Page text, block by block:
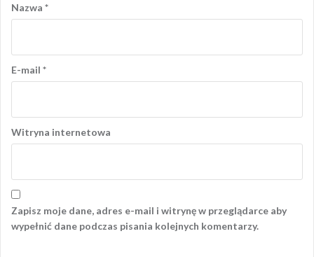
Nazwa *
E-mail *
Witryna internetowa
Zapisz moje dane, adres e-mail i witrynę w przeglądarce aby
wypełnić dane podczas pisania kolejnych komentarzy.